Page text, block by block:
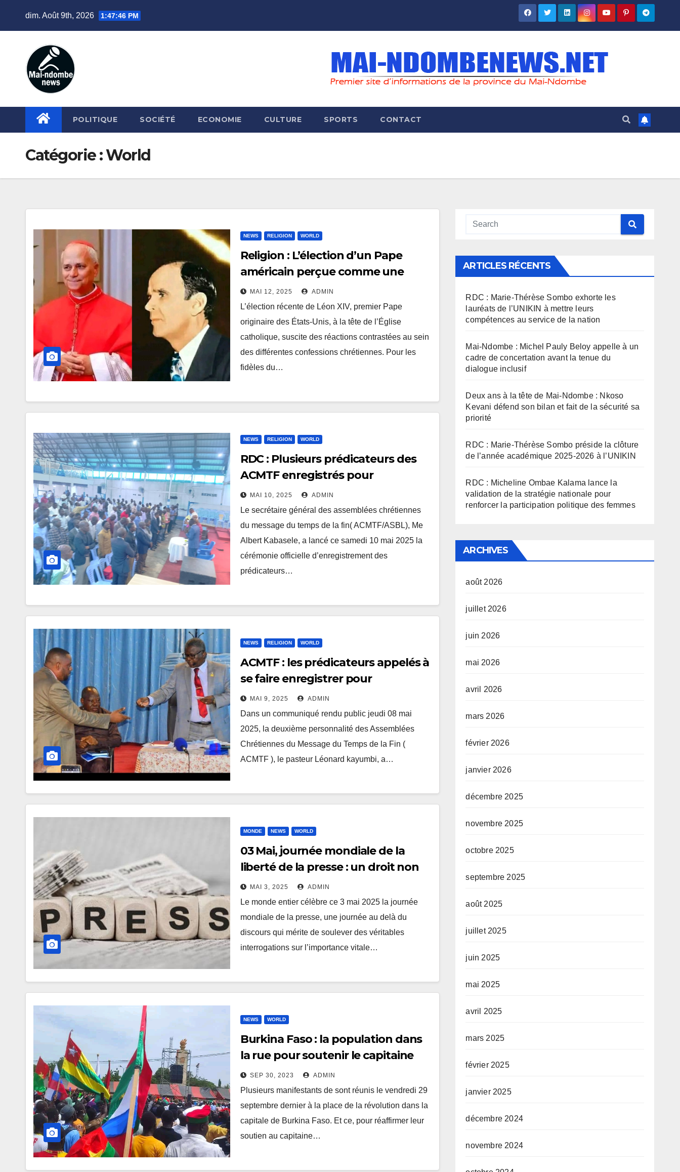
dim. Août 9th, 2026 1:47:47 PM
POLITIQUE SOCIÉTÉ ECONOMIE CULTURE SPORTS CONTACT
Catégorie :World
NEWS RELIGION WORLD
Religion : L’élection d’un Pape
américain perçue comme une
prophétie accomplie par les
Branhamistes ?
MAI 12, 2025 ADMIN
L’élection récente de Léon XIV, premier Pape
originaire des États-Unis, à la tête de l’Église
catholique, suscite des réactions contrastées au sein
des différentes confessions chrétiennes. Pour les
fidèles du…
NEWS RELIGION WORLD
RDC : Plusieurs prédicateurs des
ACMTF enregistrés pour
l’obtention du permis de culte
MAI 10, 2025 ADMIN
Le secrétaire général des assemblées chrétiennes
du message du temps de la fin( ACMTF/ASBL), Me
Albert Kabasele, a lancé ce samedi 10 mai 2025 la
cérémonie officielle d’enregistrement des
prédicateurs…
NEWS RELIGION WORLD
ACMTF : les prédicateurs appelés à
se faire enregistrer pour
l’obtention de permis de culte
MAI 9, 2025 ADMIN
Dans un communiqué rendu public jeudi 08 mai
2025, la deuxième personnalité des Assemblées
Chrétiennes du Message du Temps de la Fin (
ACMTF ), le pasteur Léonard kayumbi, a…
MONDE NEWS WORLD
03 Mai, journée mondiale de la
liberté de la presse : un droit non
négociable pour les chevaliers du
micro et de la plume
MAI 3, 2025 ADMIN
Le monde entier célèbre ce 3 mai 2025 la journée
mondiale de la presse, une journée au delà du
discours qui mérite de soulever des véritables
interrogations sur l’importance vitale…
NEWS WORLD
Burkina Faso : la population dans
la rue pour soutenir le capitaine
Ibrahim Traoré
SEP 30, 2023 ADMIN
Plusieurs manifestants de sont réunis le vendredi 29
septembre dernier à la place de la révolution dans la
capitale de Burkina Faso. Et ce, pour réaffirmer leur
soutien au capitaine…
ARTICLES RÉCENTS
RDC : Marie-Thérèse Sombo exhorte les
lauréats de l’UNIKIN à mettre leurs
compétences au service de la nation
Mai-Ndombe : Michel Pauly Beloy appelle à un
cadre de concertation avant la tenue du
dialogue inclusif
Deux ans à la tête de Mai-Ndombe : Nkoso
Kevani défend son bilan et fait de la sécurité sa
priorité
RDC : Marie-Thérèse Sombo préside la clôture
de l’année académique 2025-2026 à l’UNIKIN
RDC : Micheline Ombae Kalama lance la
validation de la stratégie nationale pour
renforcer la participation politique des femmes
ARCHIVES
août 2026
juillet 2026
juin 2026
mai 2026
avril 2026
mars 2026
février 2026
janvier 2026
décembre 2025
novembre 2025
octobre 2025
septembre 2025
août 2025
juillet 2025
juin 2025
mai 2025
avril 2025
mars 2025
février 2025
janvier 2025
décembre 2024
novembre 2024